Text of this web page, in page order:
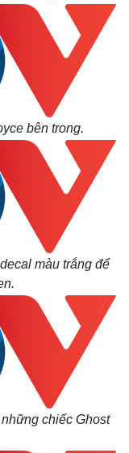
bên trong.
màu trắng để
chiếc Ghost